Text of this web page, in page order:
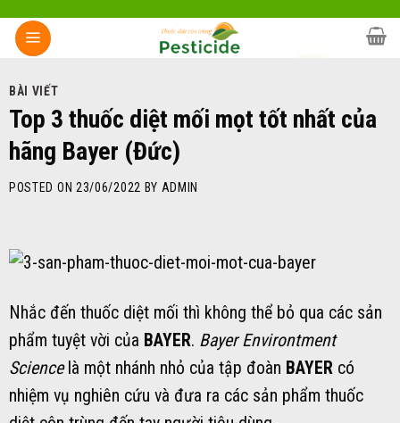
Skip
BÀI VIẾT
Top 3 thuốc diệt mối mọt tốt nhất của
hãng Bayer (Đức)
POSTED ON 23/06/2022 BY ADMIN
Nhắc đến thuốc diệt mối thì không thể bỏ qua các sản
phẩm tuyệt vời của BAYER. Bayer Environtment
Sciencelà một nhánh nhỏ của tập đoàn BAYER có
nhiệm vụ nghiên cứu và đưa ra các sản phẩm thuốc